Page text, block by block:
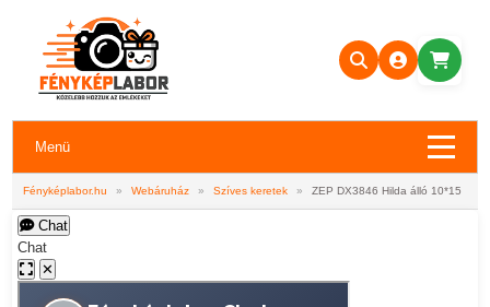
Menü
Fényképlabor.hu » Webáruház » Szíves keretek » ZEP DX3846 Hilda álló 10*15
Chat
Chat
✕